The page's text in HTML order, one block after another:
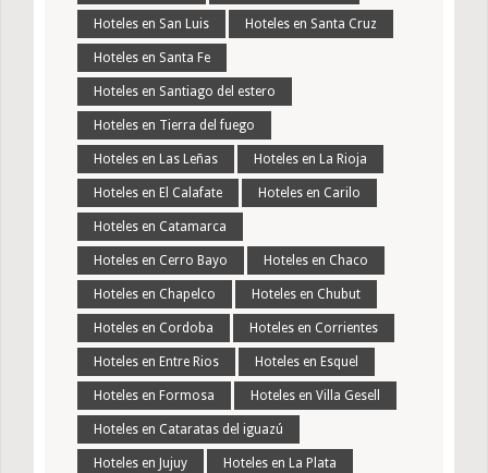
Hoteles en San Luis Hoteles en Santa Cruz
Hoteles en Santa Fe
Hoteles en Santiago del estero
Hoteles en Tierra del fuego
Hoteles en Las Leñas Hoteles en La Rioja
Hoteles en El Calafate Hoteles en Carilo
Hoteles en Catamarca
Hoteles en Cerro Bayo Hoteles en Chaco
Hoteles en Chapelco Hoteles en Chubut
Hoteles en Cordoba Hoteles en Corrientes
Hoteles en Entre Rios Hoteles en Esquel
Hoteles en Formosa Hoteles en Villa Gesell
Hoteles en Cataratas del iguazú
Hoteles en Jujuy Hoteles en La Plata